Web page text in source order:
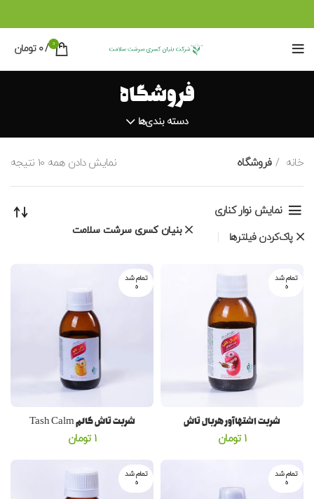
0
/
0 تومان
فروشگاه
دسته بندی‌ها
خانه فروشگاه نمایش دادن همه 10 نتیجه
نمایش نوار کناری
پاک‌کردن فیلترها
بنیان کسری سرشت سلامت
تمام شد
ه
شربت اشتهاآور هربال تاش
1 تومان
تمام شد
ه
شربت تاش کالم Tash Calm
1 تومان
تمام شد
ه
تمام شد
ه